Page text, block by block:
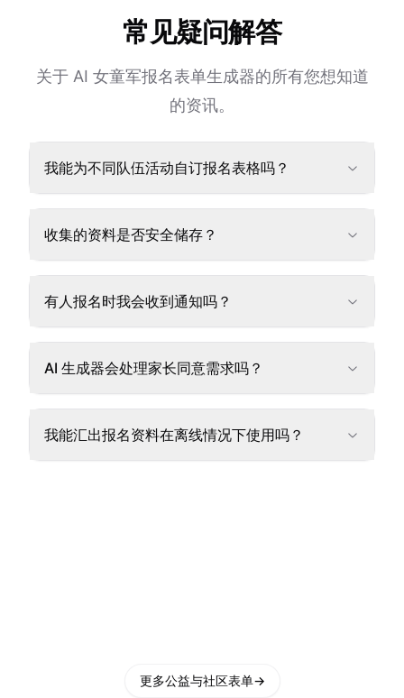
常见疑问解答
关于 AI 女童军报名表单生成器的所有您想知道
的资讯。
我能为不同队伍活动自订报名表格吗？
收集的资料是否安全储存？
有人报名时我会收到通知吗？
AI 生成器会处理家长同意需求吗？
我能汇出报名资料在离线情况下使用吗？
更多公益与社区表单→